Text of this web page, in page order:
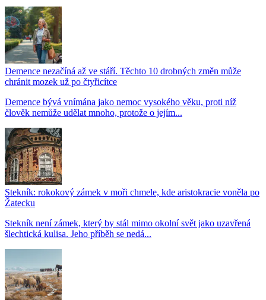
Demence nezačíná až ve stáří. Těchto 10 drobných změn může
chránit mozek už po čtyřicítce
Demence bývá vnímána jako nemoc vysokého věku, proti níž
člověk nemůže udělat mnoho, protože o jejím...
Stekník: rokokový zámek v moři chmele, kde aristokracie voněla po
Žatecku
Stekník není zámek, který by stál mimo okolní svět jako uzavřená
šlechtická kulisa. Jeho příběh se nedá...